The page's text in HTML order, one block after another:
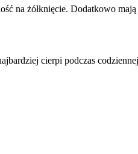
na żółknięcie. Dodatkowo
cierpi podczas